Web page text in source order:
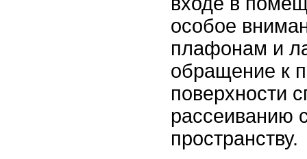
особое
плафонам и
обращение к
поверхности
рассеиванию
пространству.